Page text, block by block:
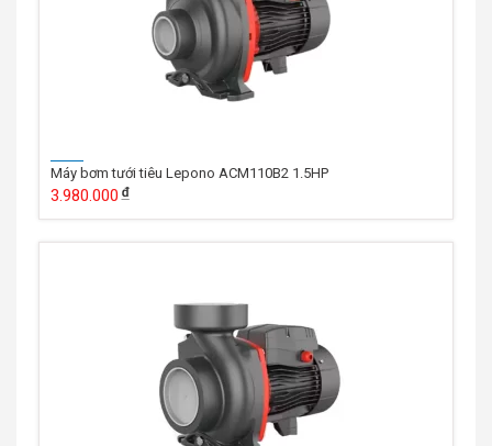
Máy bơm tưới tiêu Lepono ACM110B2 1.5HP
3.980.000